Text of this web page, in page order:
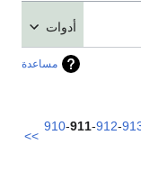
أدوات
مساعدة
910-911-912-
>>